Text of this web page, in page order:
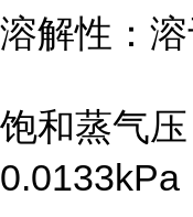
溶解性：
饱和蒸气压
0.0133kPa